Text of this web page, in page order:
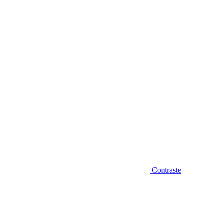
Contraste